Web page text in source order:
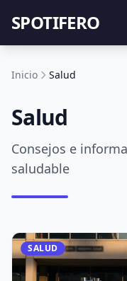
SPOTIFERO
Inicio Salud
Salud
Consejos e
saludable
SALUD